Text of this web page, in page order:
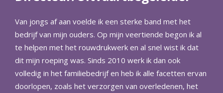
Van jongs af aan voelde ik een sterke band met het
bedrijf van mijn ouders. Op mijn veertiende begon ik al
te helpen met het rouwdrukwerk en al snel wist ik dat
dit mijn roeping was. Sinds 2010 werk ik dan ook
volledig in het familiebedrijf en heb ik alle facetten ervan
doorlopen, zoals het verzorgen van overledenen, het